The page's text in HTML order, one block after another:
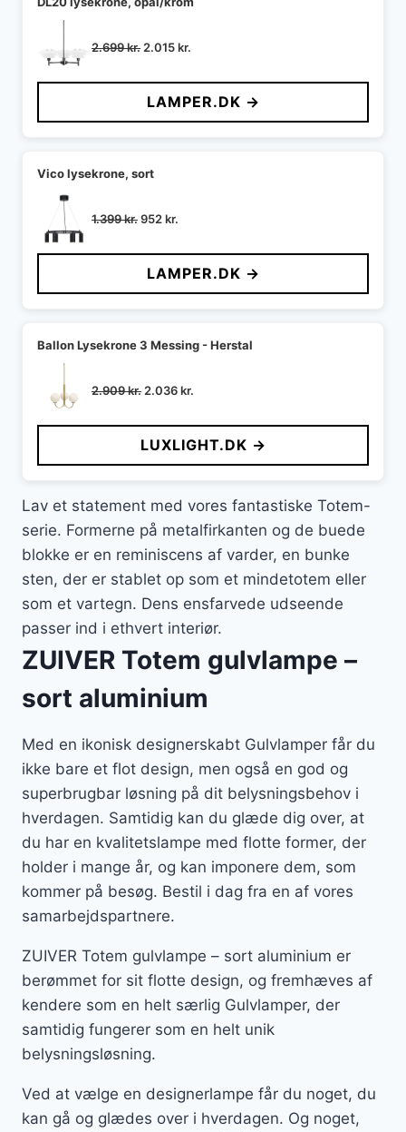
2.699kr. Den
pris
var:
2.699 kr..
2.015kr.
pris
er:
2.015 kr..
LAMPER.DK →
Vico lysekrone, sort
1.399kr.Den
pris
var:
1.399 kr..
952kr.
pris
er:
952 kr..
LAMPER.DK →
Ballon Lysekrone 3 Messing - Herstal
2.909kr. Den
pris
var:
2.909 kr..
2.036kr.
pris
er:
2.036 kr..
LUXLIGHT.DK →
Lav et statement med vores fantastiske Totem-
serie. Formerne på metalfirkanten og de buede
blokke er en reminiscens af varder, en bunke
sten, der er stablet op som et mindetotem eller
som et vartegn. Dens ensfarvede udseende
passer ind i ethvert interiør.
ZUIVER Totem gulvlampe –
sort aluminium
Med en ikonisk designerskabt Gulvlamper får du
ikke bare et flot design, men også en god og
superbrugbar løsning på dit belysningsbehov i
hverdagen. Samtidig kan du glæde dig over, at
du har en kvalitetslampe med flotte former, der
holder i mange år, og kan imponere dem, som
kommer på besøg. Bestil i dag fra en af vores
samarbejdspartnere.
ZUIVER Totem gulvlampe – sort aluminium er
berømmet for sit flotte design, og fremhæves af
kendere som en helt særlig Gulvlamper, der
samtidig fungerer som en helt unik
belysningsløsning.
Ved at vælge en designerlampe får du noget, du
kan gå og glædes over i hverdagen. Og noget,